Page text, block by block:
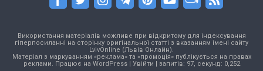
Використання матеріалів можливе при відкритому для індексування
гіперпосиланні на сторінку оригінальної статті з вказанням імені сайту
LvivOnline (Львів Онлайн).
Матеріал з маркуванням «реклама» та «промоція» публікується на правах
реклами. Працює на WordPress| Увійти | запитів: 97, секунд: 0,252